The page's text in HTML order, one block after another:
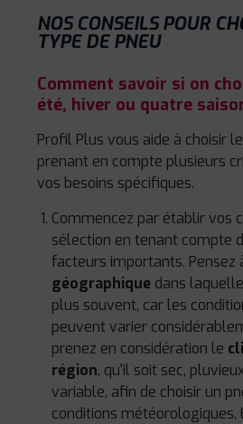
NOS CONSEILS POUR
TYPE DE PNEU
Comment savoir si on
été, hiver ou quatre
Profil Plus vous aide à choisir
prenant en compte plusieurs
vos besoins spécifiques.
Commencez par établir vos
sélection en tenant compte
facteurs importants. Pensez
géographique dans
plus souvent, car les
peuvent varier
prenez en considération le
région, qu'il soit sec,
variable, afin de choisir un
conditions météorologiques.